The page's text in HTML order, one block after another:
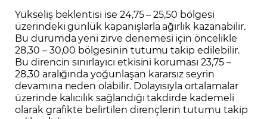
Yükseliş beklentisi ise 24,75 – 25,50 bölgesi
üzerindeki günlük kapanışlarla ağırlık kazanabilir.
Bu durumda yeni zirve denemesi için öncelikle
28,30 – 30,00 bölgesinin tutumu takip edilebilir.
Bu direncin sınırlayıcı etkisini koruması 23,75 –
28,30 aralığında yoğunlaşan kararsız seyrin
devamına neden olabilir. Dolayısıyla ortalamalar
üzerinde kalıcılık sağlandığı takdirde kademeli
olarak grafikte belirtilen dirençlerin tutumu takip